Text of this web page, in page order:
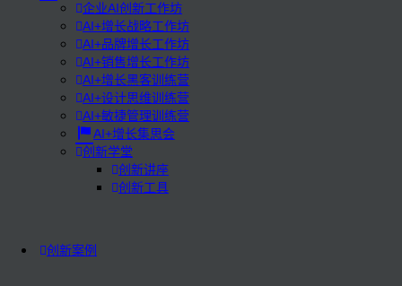
企业AI创新工作坊
AI+增长战略工作坊
AI+品牌增长工作坊
AI+销售增长工作坊
AI+增长黑客训练营
AI+设计思维训练营
AI+敏捷管理训练营
AI+增长集思会
创新学堂
创新讲座
创新工具
创新案例